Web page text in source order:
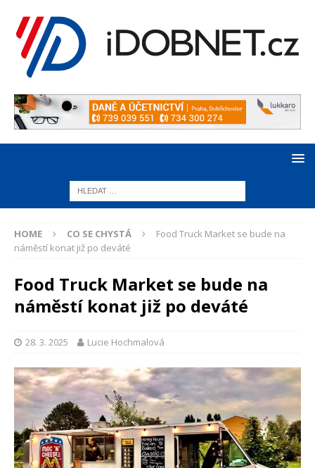
HOME CO SE CHYSTÁ
Food Truck Market se bude na
náměstí konat již po deváté
Food Truck Market se bude na
náměstí konat již po deváté
28. 3. 2025 Lucie Hochmalová